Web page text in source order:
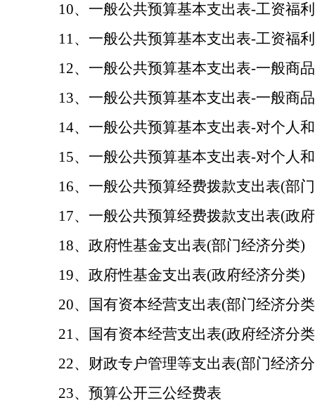
10、一般公共预算基本支出表-工资福
11、一般公共预算基本支出表-工资福
12、一般公共预算基本支出表-一般商
13、一般公共预算基本支出表-一般商
14、一般公共预算基本支出表-对个人
15、一般公共预算基本支出表-对个人
16、一般公共预算经费拨款支出表(部
17、一般公共预算经费拨款支出表(政
18、政府性基金支出表(部门经济分类)
19、政府性基金支出表(政府经济分类)
20、国有资本经营支出表(部门经济分
21、国有资本经营支出表(政府经济分
22、财政专户管理等支出表(部门经济
23、预算公开三公经费表